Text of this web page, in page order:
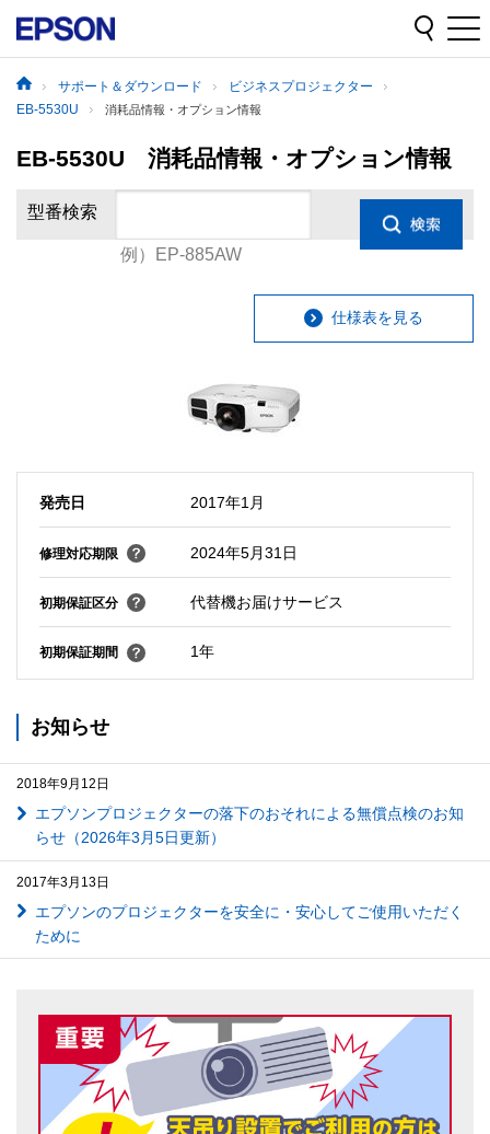
サポート＆ダウンロード
ビジネスプロジェクター
EB-5530U
消耗品情報・オプション情報
EB-5530U 消耗品情報・オプション情報
型番検索
例）EP-885AW
仕様表を見る
発売日 2017年1月
修理対応期限 2024年5月31日
初期保証区分 代替機お届けサービス
初期保証期間 1年
お知らせ
2018年9月12日
エプソンプロジェクターの落下のおそれによる無償点検のお知
らせ（2026年3月5日更新）
2017年3月13日
エプソンのプロジェクターを安全に・安心してご使用いただく
ために